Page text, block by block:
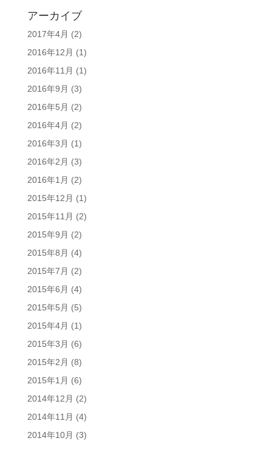
アーカイブ
2017年4月 (2)
2016年12月 (1)
2016年11月 (1)
2016年9月 (3)
2016年5月 (2)
2016年4月 (2)
2016年3月 (1)
2016年2月 (3)
2016年1月 (2)
2015年12月 (1)
2015年11月 (2)
2015年9月 (2)
2015年8月 (4)
2015年7月 (2)
2015年6月 (4)
2015年5月 (5)
2015年4月 (1)
2015年3月 (6)
2015年2月 (8)
2015年1月 (6)
2014年12月 (2)
2014年11月 (4)
2014年10月 (3)